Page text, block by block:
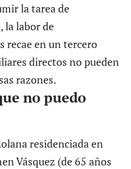
la tarea de
la labor de
recae en un tercero
directos no pueden
razones.
no puedo
residenciada en
Vásquez (de 65 años